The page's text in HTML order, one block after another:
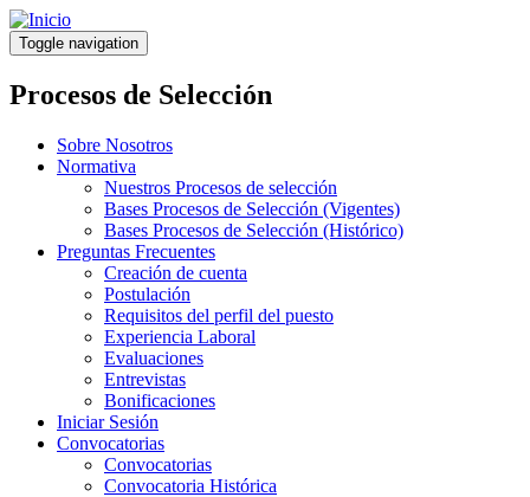
Pasar
al
contenido
principal
Toggle navigation
Procesos de Selección
Sobre Nosotros
Normativa
Nuestros Procesos de selección
Bases Procesos de Selección (Vigentes)
Bases Procesos de Selección (Histórico)
Preguntas Frecuentes
Creación de cuenta
Postulación
Requisitos del perfil del puesto
Experiencia Laboral
Evaluaciones
Entrevistas
Bonificaciones
Iniciar Sesión
Convocatorias
Convocatorias
Convocatoria Histórica